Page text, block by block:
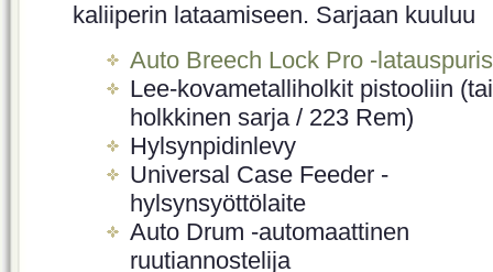
kaliiperin lataamiseen. Sarjaan kuuluu
Auto Breech Lock Pro -
Lee-kovametalliholkit pistooliin
holkkinen sarja / 223 Rem)
Hylsynpidinlevy
Universal Case Feeder -
hylsynsyöttölaite
Auto Drum -automaattinen
ruutiannostelija